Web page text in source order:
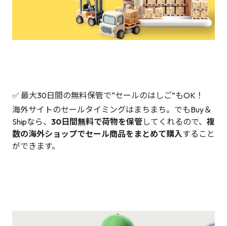
✅ 最大30日間の無料保管で“セールのはしご”もOK！
海外サイトのセールタイミングはまちまち。でもBuy＆
Shipなら、 30日間無料で荷物を保管してくれるので、 複
数の海外ショップでセール商品をまとめて購入すること
ができます。